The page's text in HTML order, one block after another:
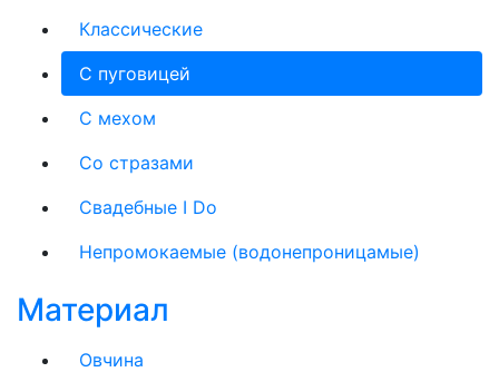
Классические
С пуговицей
C мехом
Со стразами
Свадебные I Do
Непромокаемые (водонепроницамые)
Материал
Овчина